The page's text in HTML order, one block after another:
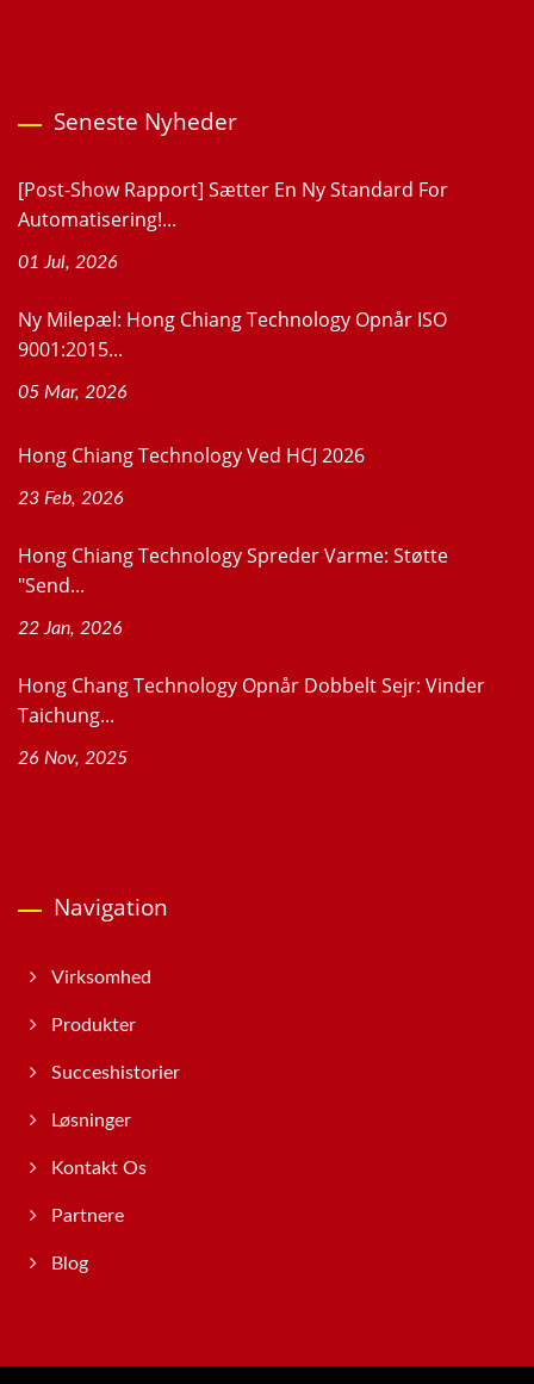
Seneste Nyheder
[Post-Show Rapport] Sætter En Ny Standard For
Automatisering!...
01 Jul, 2026
Ny Milepæl: Hong Chiang Technology Opnår ISO
9001:2015...
05 Mar, 2026
Hong Chiang Technology Ved HCJ 2026
23 Feb, 2026
Hong Chiang Technology Spreder Varme: Støtte
"Send...
22 Jan, 2026
Hong Chang Technology Opnår Dobbelt Sejr: Vinder
Taichung...
26 Nov, 2025
Navigation
Virksomhed
Produkter
Succeshistorier
Løsninger
Kontakt Os
Partnere
Blog